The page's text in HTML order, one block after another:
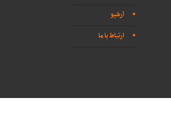
آرشیو
ارتباط با ما